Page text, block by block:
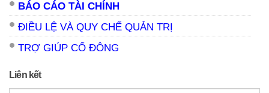
BÁO CÁO TÀI CHÍNH
ĐIỀU LỆ VÀ QUY CHẾ QUẢN TRỊ
TRỢ GIÚP CỔ ĐÔNG
Liên kết